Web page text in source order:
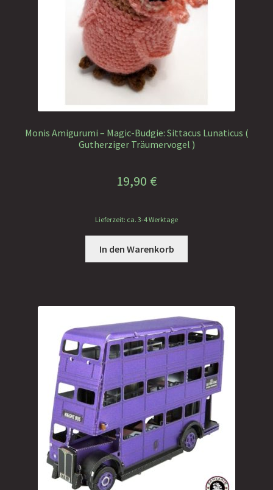
Monis Amigurumi – Magic-Budgie: Sittacus Lunaticus (
Gutherziger Träumervogel )
19,90 €
Lieferzeit: ca. 3-4 Werktage
In den Warenkorb